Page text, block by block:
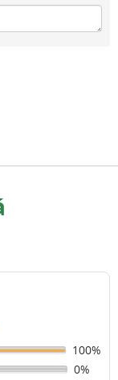
100%
0%